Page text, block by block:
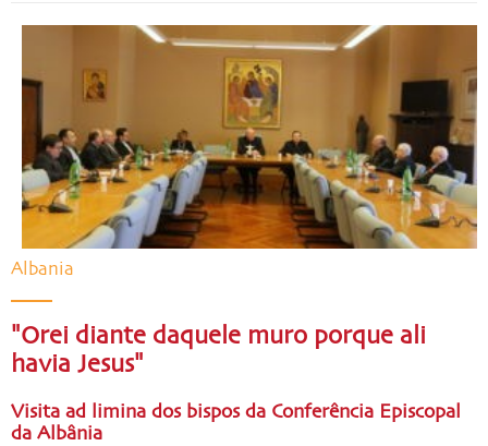
Albania
"Orei diante daquele muro porque ali
havia Jesus"
Visita ad limina dos bispos da Conferência Episcopal
da Albânia